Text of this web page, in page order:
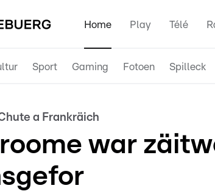
Home Play Télé
Sport Gaming Fotoen Spilleck
a Frankräich
war